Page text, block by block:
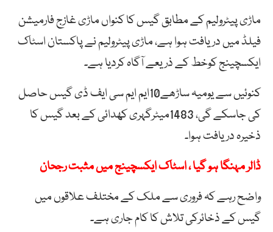
ماڑی پیٹرولیم کے مطابق گیس کا کنواں ماڑی غازج فارمیشن
فیلڈ میں دریافت ہوا ہے، ماڑی پیٹرولیم نے پاکستان اسٹاک
ایکسچینج کوخط کے ذریعے آگاہ کردیا ہے۔
کنوئیں سے یومیہ ساڑھے10ایم ایم سی ایف ڈی گیس حاصل
کی جاسکے گی، 1483میٹرگہری کھدائی کے بعد گیس کا
ذخیرہ دریافت ہوا۔
ڈالر مہنگا ہو گیا ، اسٹاک ایکسچینج میں مثبت رجحان
واضح رہے کہ فروری سے ملک کے مختلف علاقوں میں
گیس کے ذخائرکی تلاش کا کام جاری ہے۔